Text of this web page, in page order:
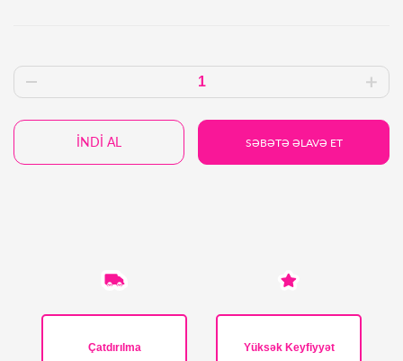
İNDİ AL SƏBƏTƏ ƏLAVƏ ET
Çatdırılma Yüksək Keyfiyyət